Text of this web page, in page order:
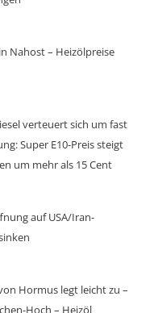
Nahost – Heizölpreise
verteuert sich um fast
Super E10-Preis steigt
um mehr als 15 Cent
auf USA/Iran-
Hormus legt leicht zu –
Hoch – Heizöl